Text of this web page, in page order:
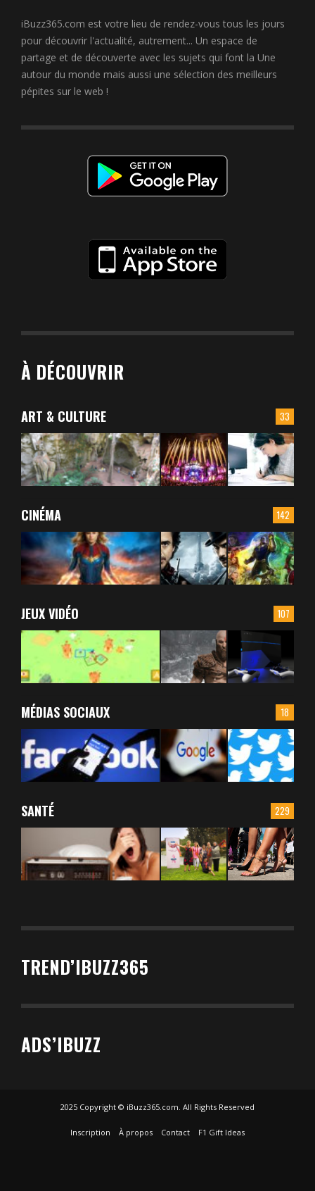
iBuzz365.com est votre lieu de rendez-vous tous les jours
pour découvrir l'actualité, autrement... Un espace de
partage et de découverte avec les sujets qui font la Une
autour du monde mais aussi une sélection des meilleurs
pépites sur le web !
À DÉCOUVRIR
33
ART & CULTURE
142
CINÉMA
107
JEUX VIDÉO
18
MÉDIAS SOCIAUX
229
SANTÉ
TREND’IBUZZ365
ADS’IBUZZ
2025 Copyright © iBuzz365.com. All Rights Reserved
Inscription À propos Contact F1 Gift Ideas